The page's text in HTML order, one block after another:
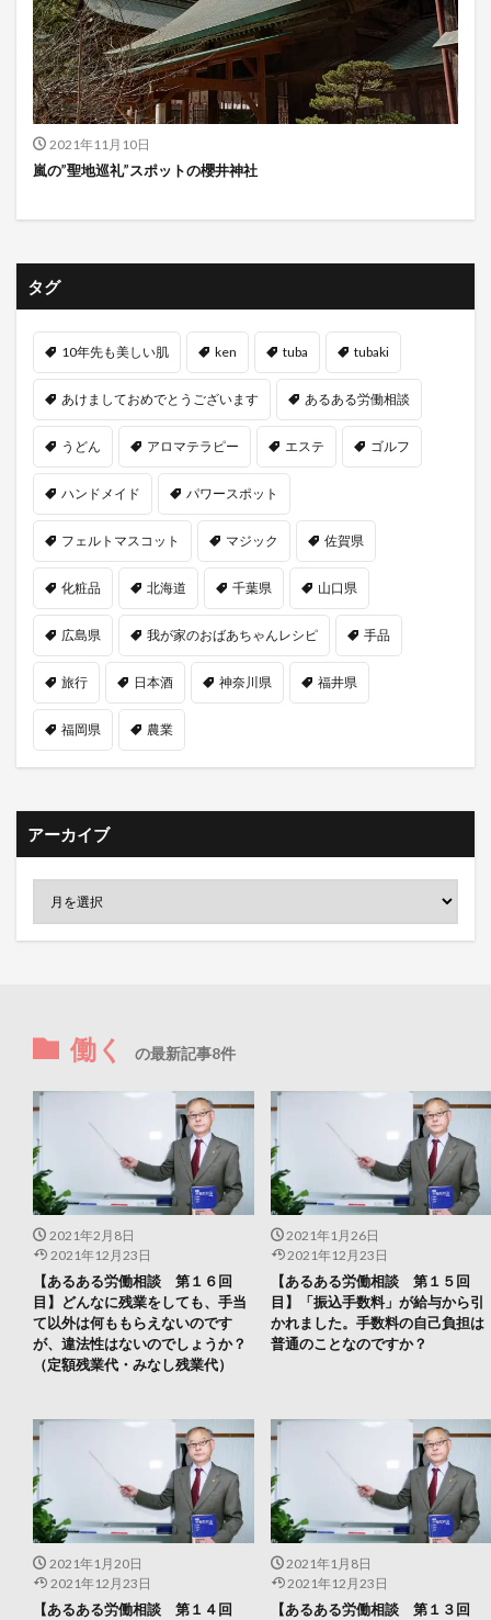
2021年11月10日
嵐の”聖地巡礼”スポットの櫻井神社
タグ
10年先も美しい肌 ken tuba tubaki
あけましておめでとうございます あるある労働相談
うどん アロマテラピー エステ ゴルフ
ハンドメイド パワースポット
フェルトマスコット マジック 佐賀県
化粧品 北海道 千葉県 山口県
広島県 我が家のおばあちゃんレシピ 手品
旅行 日本酒 神奈川県 福井県
福岡県 農業
アーカイブ
働く の最新記事8件
2021年2月8日
2021年12月23日
【あるある労働相談 第１６回
目】どんなに残業をしても、手当
て以外は何ももらえないのです
が、違法性はないのでしょうか？
（定額残業代・みなし残業代）
2021年1月26日
2021年12月23日
【あるある労働相談 第１５回
目】「振込手数料」が給与から引
かれました。手数料の自己負担は
普通のことなのですか？
2021年1月20日
2021年12月23日
【あるある労働相談 第１４回
2021年1月8日
2021年12月23日
【あるある労働相談 第１３回